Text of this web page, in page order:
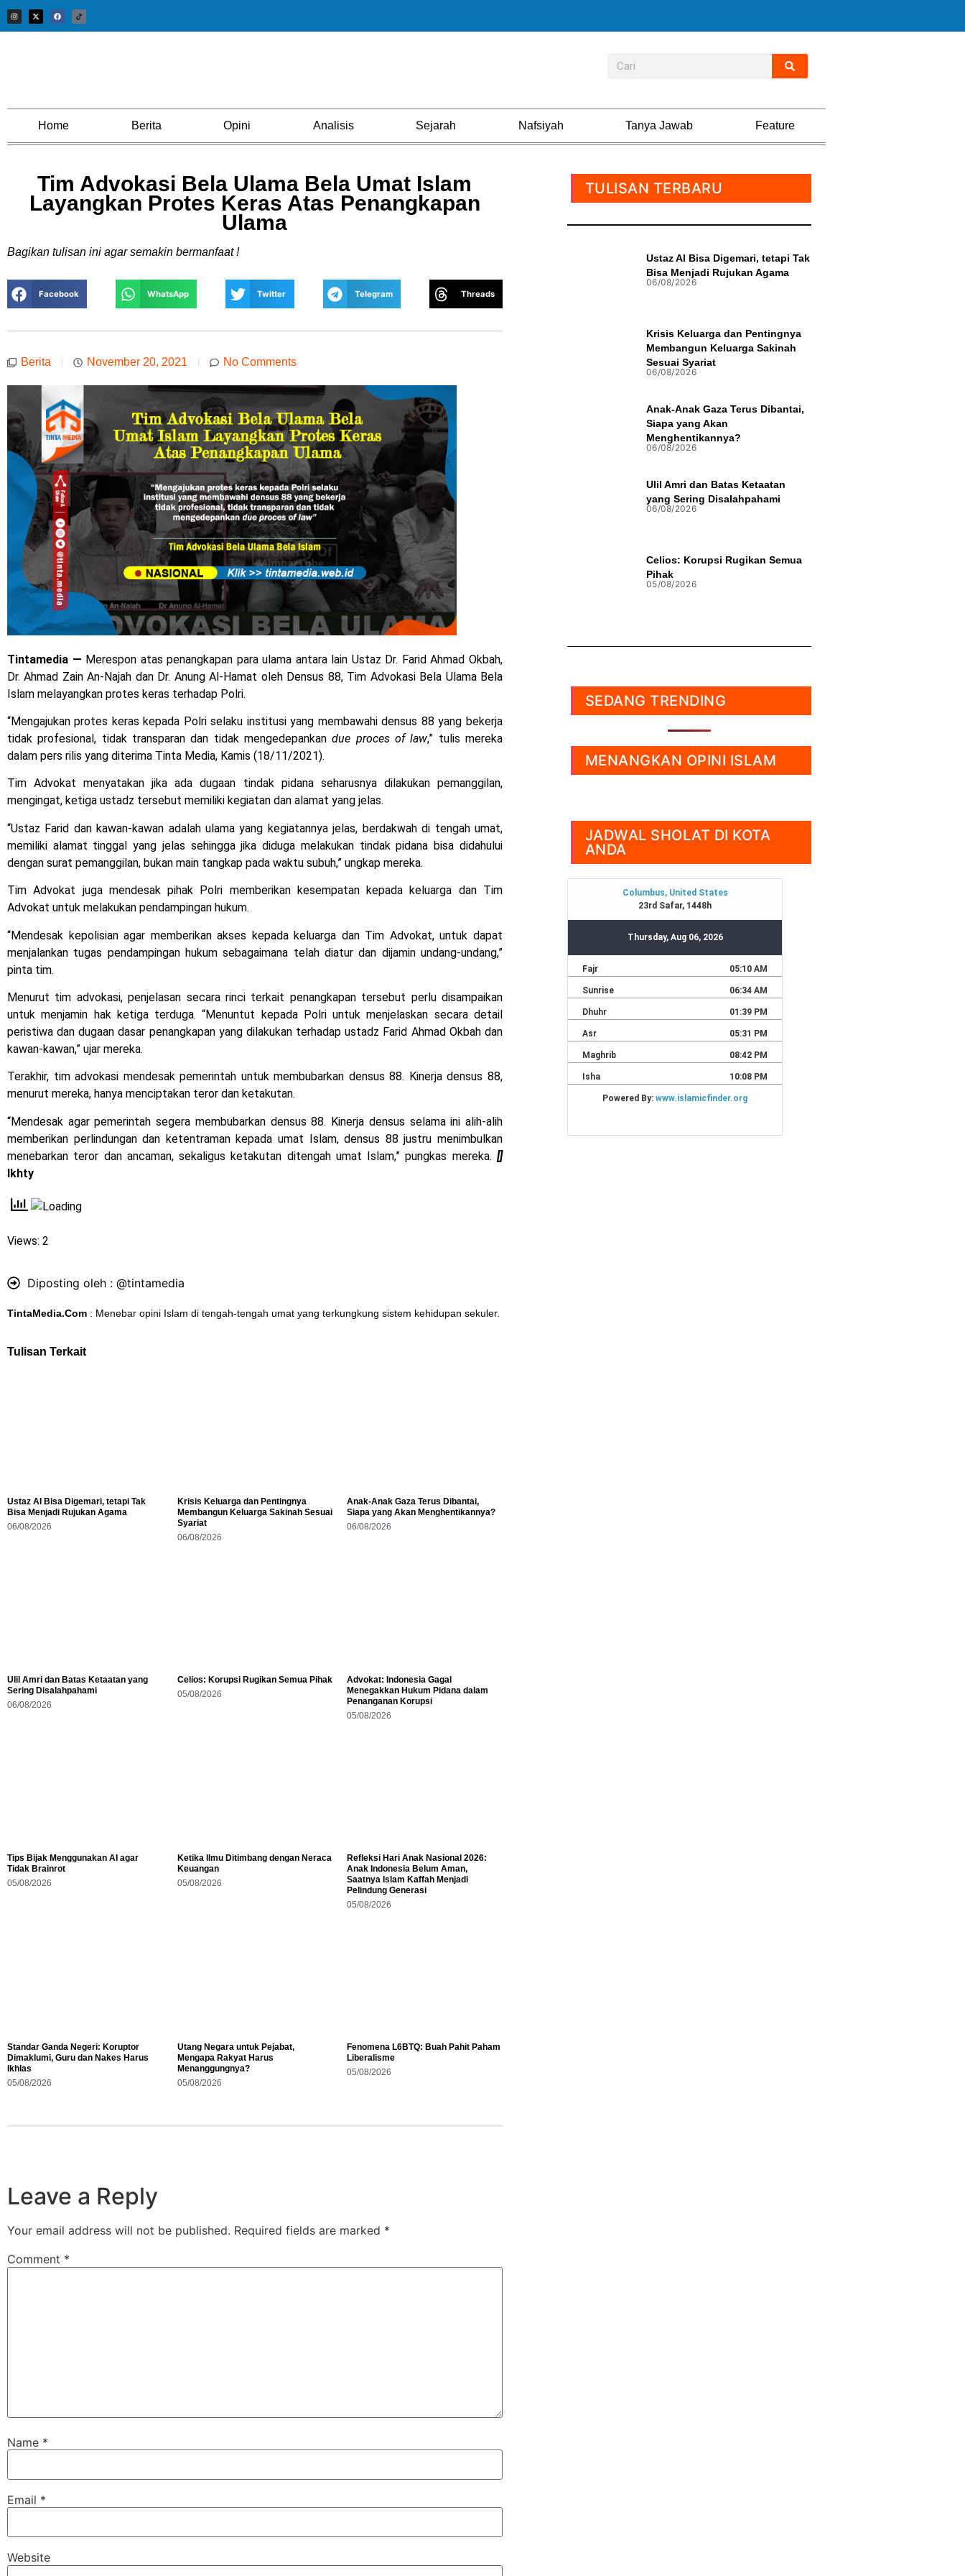
Home Berita Opini Analisis Sejarah Nafsiyah Tanya Jawab Feature
Tim Advokasi Bela Ulama Bela Umat Islam
Layangkan Protes Keras Atas Penangkapan
Ulama
Bagikan tulisan ini agar semakin bermanfaat !
Facebook WhatsApp Twitter Telegram Threads
Berita November 20, 2021 No Comments
Tintamedia — Merespon atas penangkapan para ulama antara lain Ustaz Dr. Farid Ahmad Okbah,
Dr. Ahmad Zain An-Najah dan Dr. Anung Al-Hamat oleh Densus 88, Tim Advokasi Bela Ulama Bela
Islam melayangkan protes keras terhadap Polri.
“Mengajukan protes keras kepada Polri selaku institusi yang membawahi densus 88 yang bekerja
tidak profesional, tidak transparan dan tidak mengedepankandue proces of law,” tulis mereka
dalam pers rilis yang diterima Tinta Media, Kamis (18/11/2021).
Tim Advokat menyatakan jika ada dugaan tindak pidana seharusnya dilakukan pemanggilan,
mengingat, ketiga ustadz tersebut memiliki kegiatan dan alamat yang jelas.
“Ustaz Farid dan kawan-kawan adalah ulama yang kegiatannya jelas, berdakwah di tengah umat,
memiliki alamat tinggal yang jelas sehingga jika diduga melakukan tindak pidana bisa didahului
dengan surat pemanggilan, bukan main tangkap pada waktu subuh,” ungkap mereka.
Tim Advokat juga mendesak pihak Polri memberikan kesempatan kepada keluarga dan Tim
Advokat untuk melakukan pendampingan hukum.
“Mendesak kepolisian agar memberikan akses kepada keluarga dan Tim Advokat, untuk dapat
menjalankan tugas pendampingan hukum sebagaimana telah diatur dan dijamin undang-undang,”
pinta tim.
Menurut tim advokasi, penjelasan secara rinci terkait penangkapan tersebut perlu disampaikan
untuk menjamin hak ketiga terduga. “Menuntut kepada Polri untuk menjelaskan secara detail
peristiwa dan dugaan dasar penangkapan yang dilakukan terhadap ustadz Farid Ahmad Okbah dan
kawan-kawan,” ujar mereka.
Terakhir, tim advokasi mendesak pemerintah untuk membubarkan densus 88. Kinerja densus 88,
menurut mereka, hanya menciptakan teror dan ketakutan.
“Mendesak agar pemerintah segera membubarkan densus 88. Kinerja densus selama ini alih-alih
memberikan perlindungan dan ketentraman kepada umat Islam, densus 88 justru menimbulkan
menebarkan teror dan ancaman, sekaligus ketakutan ditengah umat Islam,” pungkas mereka. []
Ikhty
Views: 2
Diposting oleh : @tintamedia
TintaMedia.Com : Menebar opini Islam di tengah-tengah umat yang terkungkung sistem kehidupan sekuler.
Tulisan Terkait
Ustaz AI Bisa Digemari, tetapi Tak
Bisa Menjadi Rujukan Agama
06/08/2026
Krisis Keluarga dan Pentingnya
Membangun Keluarga Sakinah Sesuai
Syariat
06/08/2026
Anak-Anak Gaza Terus Dibantai,
Siapa yang Akan Menghentikannya?
06/08/2026
Ulil Amri dan Batas Ketaatan yang
Sering Disalahpahami
06/08/2026
Celios: Korupsi Rugikan Semua Pihak
05/08/2026
Advokat: Indonesia Gagal
Menegakkan Hukum Pidana dalam
Penanganan Korupsi
05/08/2026
Tips Bijak Menggunakan AI agar
Tidak Brainrot
05/08/2026
Ketika Ilmu Ditimbang dengan Neraca
Keuangan
05/08/2026
Refleksi Hari Anak Nasional 2026:
Anak Indonesia Belum Aman,
Saatnya Islam Kaffah Menjadi
Pelindung Generasi
05/08/2026
Standar Ganda Negeri: Koruptor
Dimaklumi, Guru dan Nakes Harus
Ikhlas
05/08/2026
Utang Negara untuk Pejabat,
Mengapa Rakyat Harus
Menanggungnya?
05/08/2026
Fenomena L6BTQ: Buah Pahit Paham
Liberalisme
05/08/2026
Leave a Reply
Your email address will not be published. Required fields are marked *
Comment *
Name *
Email *
Website
TULISAN TERBARU
Ustaz AI Bisa Digemari, tetapi Tak
Bisa Menjadi Rujukan Agama
06/08/2026
Krisis Keluarga dan Pentingnya
Membangun Keluarga Sakinah
Sesuai Syariat
06/08/2026
Anak-Anak Gaza Terus Dibantai,
Siapa yang Akan
Menghentikannya?
06/08/2026
Ulil Amri dan Batas Ketaatan
yang Sering Disalahpahami
06/08/2026
Celios: Korupsi Rugikan Semua
Pihak
05/08/2026
SEDANG TRENDING
MENANGKAN OPINI ISLAM
JADWAL SHOLAT DI KOTA
ANDA